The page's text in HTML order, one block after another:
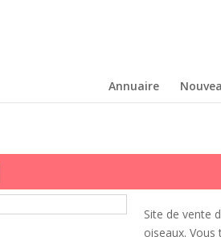
Annuaire
Site de vente
oiseaux.